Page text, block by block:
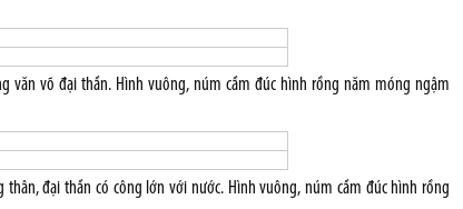
văn võ đại thần. Hình vuông, núm cầm đúc hình rồng năm móng ngậm
thân, đại thần có công lớn với nước. Hình vuông, núm cầm đúc hình rồng